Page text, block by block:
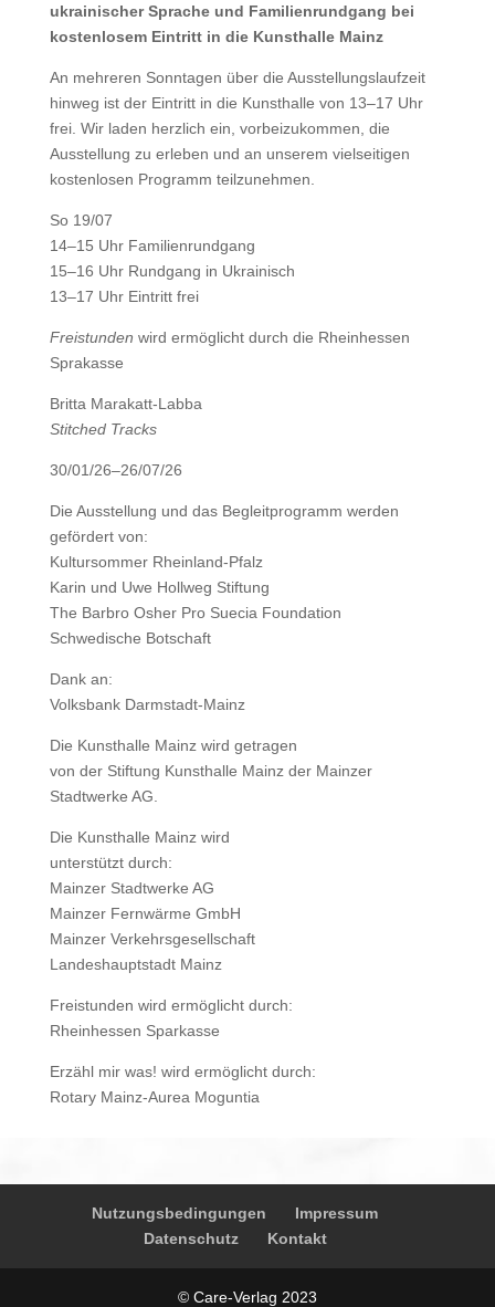
ukrainischer Sprache und Familienrundgang bei
kostenlosem Eintritt in die Kunsthalle Mainz
An mehreren Sonntagen über die Ausstellungslaufzeit
hinweg ist der Eintritt in die Kunsthalle von 13–17 Uhr
frei. Wir laden herzlich ein, vorbeizukommen, die
Ausstellung zu erleben und an unserem vielseitigen
kostenlosen Programm teilzunehmen.
So 19/07
14–15 Uhr Familienrundgang
15–16 Uhr Rundgang in Ukrainisch
13–17 Uhr Eintritt frei
Freistunden wird ermöglicht durch die Rheinhessen
Sprakasse
Britta Marakatt-Labba
Stitched Tracks
30/01/26–26/07/26
Die Ausstellung und das Begleitprogramm werden
gefördert von:
Kultursommer Rheinland-Pfalz
Karin und Uwe Hollweg Stiftung
The Barbro Osher Pro Suecia Foundation
Schwedische Botschaft
Dank an:
Volksbank Darmstadt-Mainz
Die Kunsthalle Mainz wird getragen
von der Stiftung Kunsthalle Mainz der Mainzer
Stadtwerke AG.
Die Kunsthalle Mainz wird
unterstützt durch:
Mainzer Stadtwerke AG
Mainzer Fernwärme GmbH
Mainzer Verkehrsgesellschaft
Landeshauptstadt Mainz
Freistunden wird ermöglicht durch:
Rheinhessen Sparkasse
Erzähl mir was! wird ermöglicht durch:
Rotary Mainz-Aurea Moguntia
Nutzungsbedingungen
Impressum
Datenschutz
Kontakt
© Care-Verlag 2023